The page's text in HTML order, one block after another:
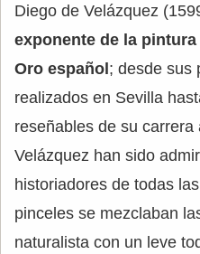
Diego de Velázquez
exponente de la
Oro español; desde sus
realizados en Sevilla
reseñables de su
Velázquez han sido
historiadores de todas
pinceles se mezclaban
naturalista con un leve